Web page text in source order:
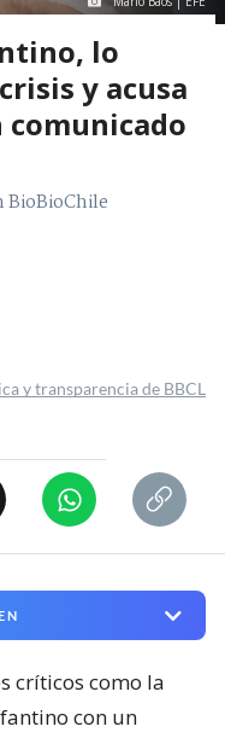
lo
y acusa
BioBioChile
y transparencia de BBCL
críticos como la
con un